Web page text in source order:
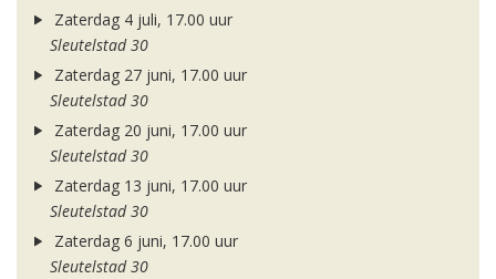
Zaterdag 4 juli, 17.00 uur
Sleutelstad 30
Zaterdag 27 juni, 17.00 uur
Sleutelstad 30
Zaterdag 20 juni, 17.00 uur
Sleutelstad 30
Zaterdag 13 juni, 17.00 uur
Sleutelstad 30
Zaterdag 6 juni, 17.00 uur
Sleutelstad 30